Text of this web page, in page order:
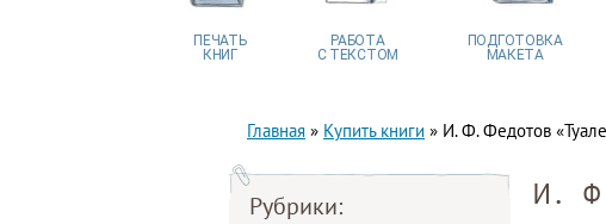
ПЕЧАТЬ
КНИГ
РАБОТА
С ТЕКСТОМ
ПОДГОТОВКА
МАКЕТА
Главная » Купить книги » И. Ф. Федотов
Рубрики: И. Ф.